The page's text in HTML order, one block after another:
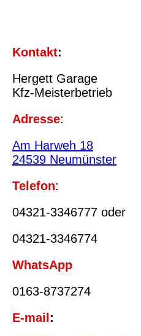
Kontakt:
Hergett Garage
Kfz-Meisterbetrieb
Adresse:
Am Harweh 18
24539 Neumünster
Telefon:
04321-3346777 oder
04321-3346774
WhatsApp
0163-8737274
E-mail: